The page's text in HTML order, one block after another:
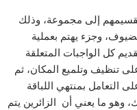
إلى مجموعة، وذلك
وجزء يهتم بعملية
كل الواجبات المتعلقة
تنظيف وتلميع المكان، ثم
التعامل بمنتهي اللباقة
ما يعني أن الزائرين يتم